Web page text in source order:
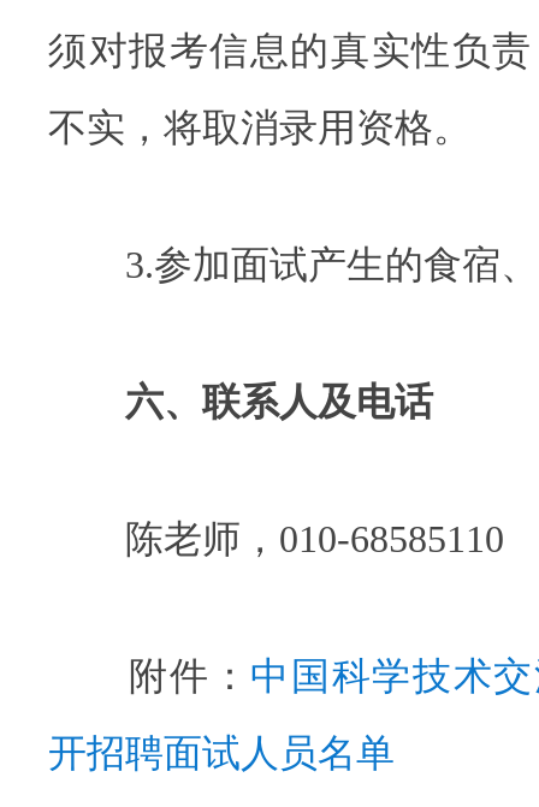
须对报考信息的真实性负
不实，将取消录用资格。
3.参加面试产生的食宿、
六、联系人及电话
陈老师，010-68585110
附件： 中国科学技术
开招聘面试人员名单